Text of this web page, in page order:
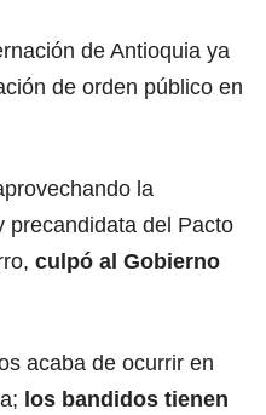
de Antioquia ya
de orden público en
la
precandidata del Pacto
culpó al Gobierno
acaba de ocurrir en
los bandidos tienen